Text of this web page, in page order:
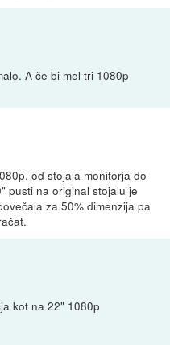
A če bi mel tri 1080p
od stojala monitorja do
pusti na original stojalu je
za 50% dimenzija pa
kot na 22" 1080p